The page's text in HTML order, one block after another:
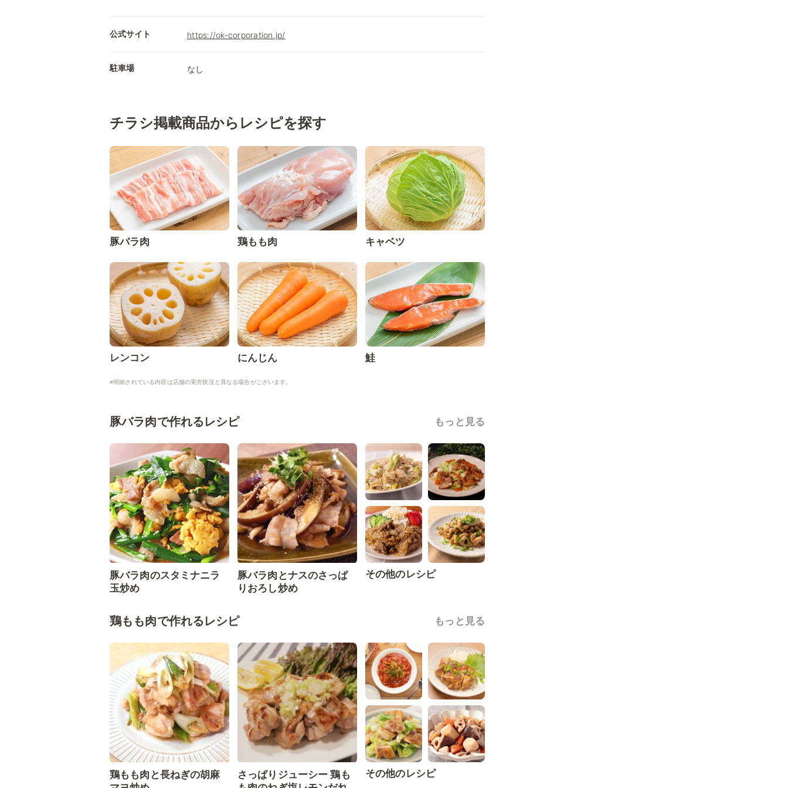
公式サイト https://ok-corporation.jp/
駐車場 なし
チラシ掲載商品からレシピを探す
豚バラ肉 鶏もも肉 キャベツ
レンコン にんじん 鮭
※明細されている内容は店舗の実売状況と異なる場合がございます。
豚バラ肉で作れるレシピ もっと見る
豚バラ肉のスタミナニラ
玉炒め
豚バラ肉とナスのさっぱ
りおろし炒め
その他のレシピ
鶏もも肉で作れるレシピ もっと見る
鶏もも肉と長ねぎの胡麻
さっぱりジューシー 鶏も
その他のレシピ